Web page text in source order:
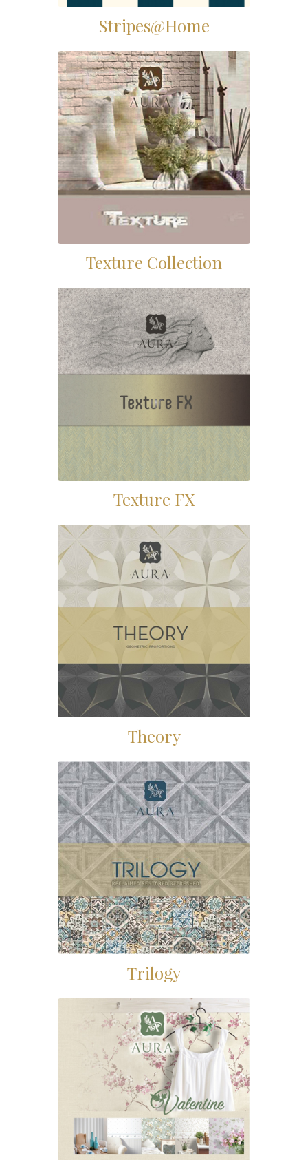
Stripes@Home
Texture Collection
Texture FX
Theory
Trilogy